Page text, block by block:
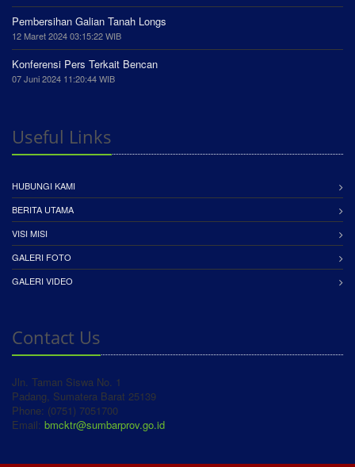
Pembersihan Galian Tanah Longs
12 Maret 2024 03:15:22 WIB
Konferensi Pers Terkait Bencan
07 Juni 2024 11:20:44 WIB
Useful Links
HUBUNGI KAMI
BERITA UTAMA
VISI MISI
GALERI FOTO
GALERI VIDEO
Contact Us
Jln. Taman Siswa No. 1
Padang, Sumatera Barat 25139
Phone: (0751) 7051700
Email: bmcktr@sumbarprov.go.id